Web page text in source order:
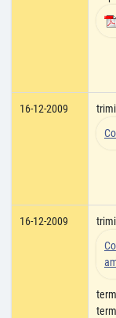
16-12-2009
16-12-2009